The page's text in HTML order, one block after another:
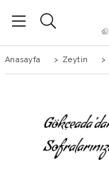
Anasayfa > Zeytin >